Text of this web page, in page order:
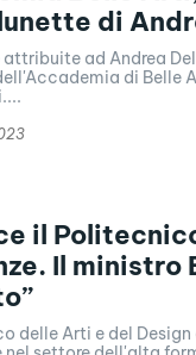
di
attribuite ad Andrea
di Belle
il
Il ministro
delle Arti e del